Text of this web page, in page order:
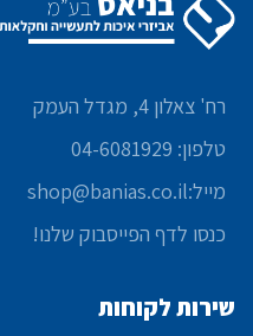
רח' צאלון 4, מגדל העמק
טלפון: 04-6081929
מייל:shop@banias.co.il
כנסו לדף הפייסבוק שלנו!
שירות לקוחות